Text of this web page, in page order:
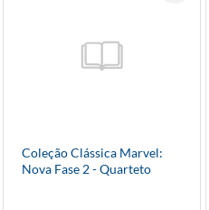
Coleção Clássica Marvel:
Nova Fase 2 - Quarteto